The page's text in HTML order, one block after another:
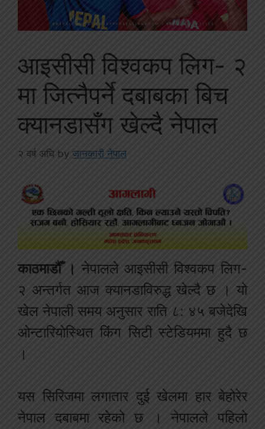
आइसीसी विश्वकप लिग- २
मा जित्नैपर्ने दबाबका बिच
क्यानडासँग खेल्दै नेपाल
२ वर्ष अघि by जानकारी नेपाल
काठमाडौँ । नेपालले आइसीसी विश्वकप लिग-
२ अन्तर्गत आज क्यानडाविरुद्ध खेल्दै छ । यो
खेल नेपाली समय अनुसार राति ८: ४५ बजेदेखि
ओन्टारियोस्थित किंग सिटी स्टेडियममा हुदै छ
।
यस सिरिजमा लगातार दुई खेलमा हार बेहोरेर
नेपाल दबाबमा रहेको छ । नेपालले पहिलो